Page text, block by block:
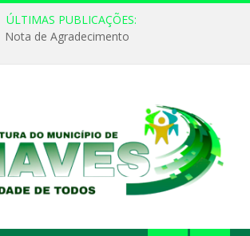
ÚLTIMAS PUBLICAÇÕES:
Nota de Agradecimento